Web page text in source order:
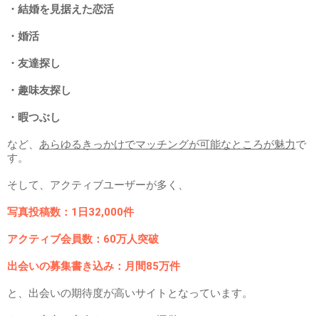
・結婚を見据えた恋活
・婚活
・友達探し
・趣味友探し
・暇つぶし
など、 あらゆるきっかけでマッチングが可能なところが魅力で
す。
そして、アクティブユーザーが多く、
写真投稿数：1日32,000件
アクティブ会員数：60万人突破
出会いの募集書き込み：月間85万件
と、出会いの期待度が高いサイトとなっています。